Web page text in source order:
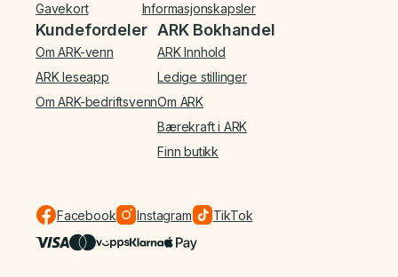
Gavekort
Informasjonskapsler
Kundefordeler
Om ARK-venn
ARK leseapp
Om ARK-bedriftsvenn
ARK Bokhandel
ARK Innhold
Ledige stillinger
Om ARK
Bærekraft i ARK
Finn butikk
Facebook Instagram TikTok